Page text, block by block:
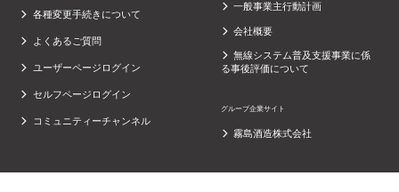
各種変更手続きについて
よくあるご質問
ユーザーページログイン
セルフページログイン
コミュニティーチャンネル
一般事業主行動計画
会社概要
無線システム普及支援事業に係
る事後評価について
グループ企業サイト
霧島酒造株式会社